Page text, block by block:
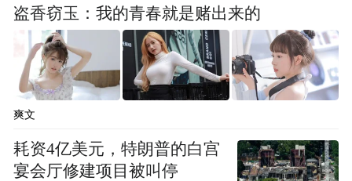
裁，其中约60%可“直接归因于AI的采用”。
在这个语境下，优步反复强调“非AI所致”，
恰凸显了它在行业叙事中选择了一条不同的
路径——即便在实际效果上，更精简的HR架
期赌注。
盗香窃玉：我的青春就是赌出来的
爽文
耗资4亿美元，特朗普的白宫
宴会厅修建项目被叫停